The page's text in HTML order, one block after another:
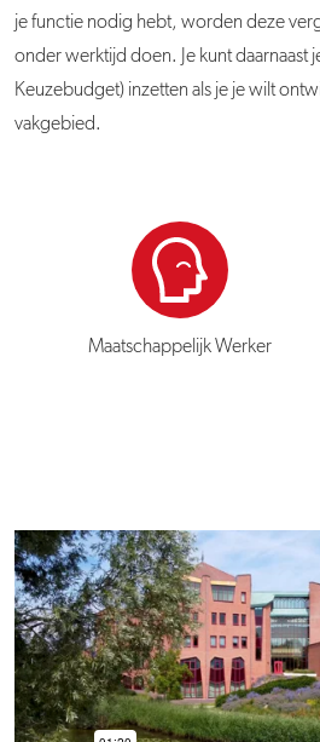
je functie nodig hebt, worden deze
onder werktijd doen. Je kunt daarnaast
Keuzebudget) inzetten als je je wilt
vakgebied.
Maatschappelijk Werker